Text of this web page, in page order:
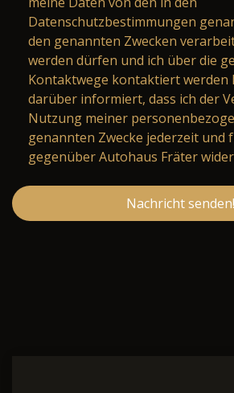
Datenschutzbestimmungen
den genannten Zwecken
werden dürfen und ich über die
Kontaktwege kontaktiert werden
darüber informiert, dass ich der
Nutzung meiner
genannten Zwecke jederzeit und
gegenüber Autohaus Fräter
Nachricht senden!